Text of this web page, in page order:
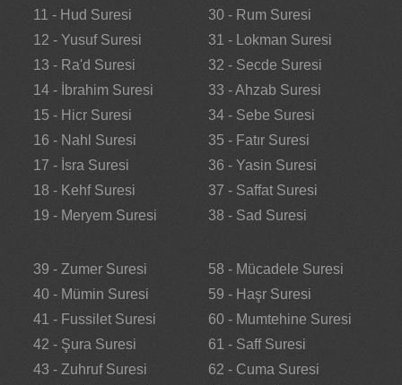
11 - Hud Suresi
12 - Yusuf Suresi
13 - Ra'd Suresi
14 - İbrahim Suresi
15 - Hicr Suresi
16 - Nahl Suresi
17 - İsra Suresi
18 - Kehf Suresi
19 - Meryem Suresi
30 - Rum Suresi
31 - Lokman Suresi
32 - Secde Suresi
33 - Ahzab Suresi
34 - Sebe Suresi
35 - Fatır Suresi
36 - Yasin Suresi
37 - Saffat Suresi
38 - Sad Suresi
39 - Zumer Suresi
40 - Mümin Suresi
41 - Fussilet Suresi
42 - Şura Suresi
43 - Zuhruf Suresi
58 - Mücadele Suresi
59 - Haşr Suresi
60 - Mumtehine Suresi
61 - Saff Suresi
62 - Cuma Suresi